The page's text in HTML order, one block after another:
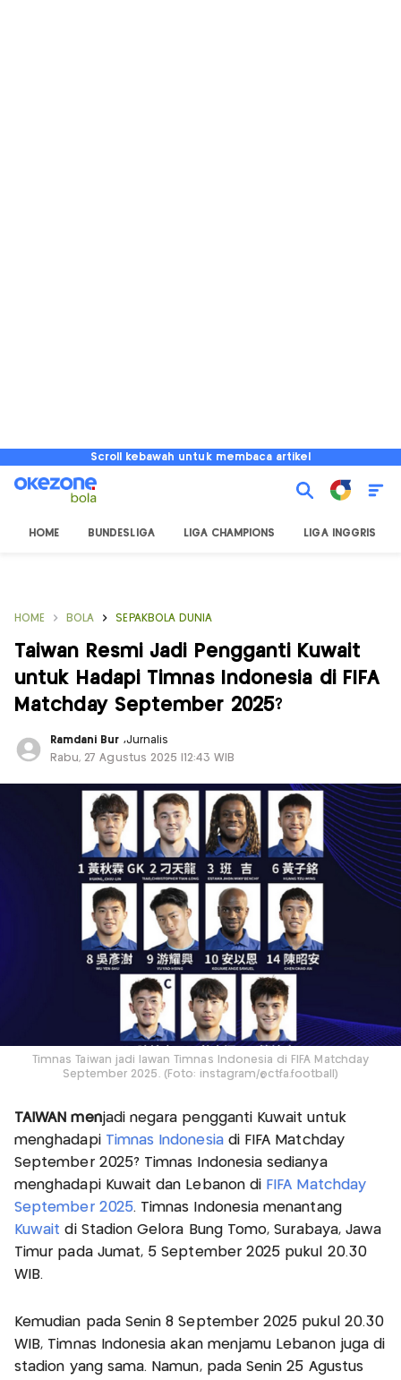
Scroll kebawah untuk membaca artikel
HOME BUNDESLIGA LIGA CHAMPIONS LIGA INGGRIS
HOME BOLA SEPAKBOLA DUNIA
Taiwan Resmi Jadi Pengganti Kuwait
untuk Hadapi Timnas Indonesia di FIFA
Matchday September 2025?
Ramdani Bur ,Jurnalis
Rabu, 27 Agustus 2025 |12:43 WIB
Timnas Taiwan jadi lawan Timnas Indonesia di FIFA Matchday
September 2025. (Foto: instagram/@ctfa.football)
TAIWAN menjadi negara pengganti Kuwait untuk
menghadapiTimnas Indonesiadi FIFA Matchday
September 2025? Timnas Indonesia sedianya
menghadapi Kuwait dan Lebanon di FIFA Matchday
September 2025. Timnas Indonesia menantang
Kuwait di Stadion Gelora Bung Tomo, Surabaya, Jawa
Timur pada Jumat, 5 September 2025 pukul 20.30
WIB.
Kemudian pada Senin 8 September 2025 pukul 20.30
WIB, Timnas Indonesia akan menjamu Lebanon juga di
stadion yang sama. Namun, pada Senin 25 Agustus